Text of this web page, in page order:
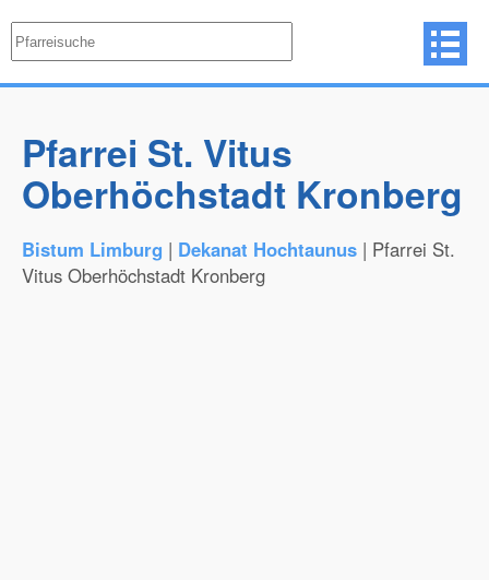
Pfarrei St. Vitus
Oberhöchstadt Kronberg
Bistum Limburg | Dekanat Hochtaunus | Pfarrei St.
Vitus Oberhöchstadt Kronberg